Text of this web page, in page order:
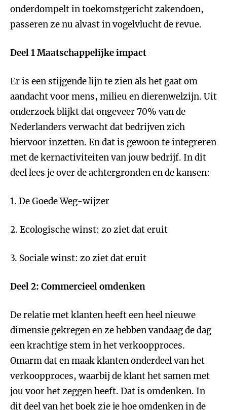
onderdompelt in toekomstgericht zakendoen,
passeren ze nu alvast in vogelvlucht de revue.
Deel 1 Maatschappelijke impact
Er is een stijgende lijn te zien als het gaat om
aandacht voor mens, milieu en dierenwelzijn. Uit
onderzoek blijkt dat ongeveer 70% van de
Nederlanders verwacht dat bedrijven zich
hiervoor inzetten. En dat is gewoon te integreren
met de kernactiviteiten van jouw bedrijf. In dit
deel lees je over de achtergronden en de kansen:
1. De Goede Weg-wijzer
2. Ecologische winst: zo ziet dat eruit
3. Sociale winst: zo ziet dat eruit
Deel 2: Commercieel omdenken
De relatie met klanten heeft een heel nieuwe
dimensie gekregen en ze hebben vandaag de dag
een krachtige stem in het verkoopproces.
Omarm dat en maak klanten onderdeel van het
verkoopproces, waarbij de klant het samen met
jou voor het zeggen heeft. Dat is omdenken. In
dit deel van het boek zie je hoe omdenken in de